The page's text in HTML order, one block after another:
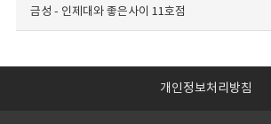
금성 - 인제대와 좋은사이 11호점
개인정보처리방침